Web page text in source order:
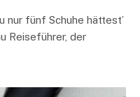
nur fünf Schuhe hättest’
Reiseführer, der